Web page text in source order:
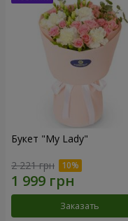
Букет "My Lady"
2 221 грн
Заказать